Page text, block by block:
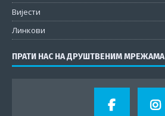
Вијести
Линкови
ПРАТИ НАС НА ДРУШТВЕНИМ МРЕЖАМА